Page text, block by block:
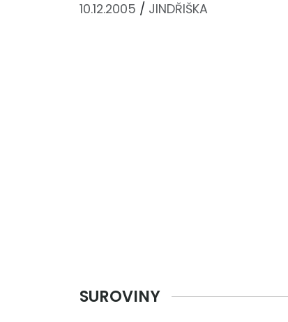
10.12.2005 / JINDŘIŠKA
SUROVINY